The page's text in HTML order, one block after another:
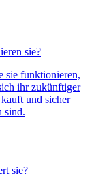
sie?
sie funktionieren,
ihr zukünftiger
und sicher
sind.
sie?